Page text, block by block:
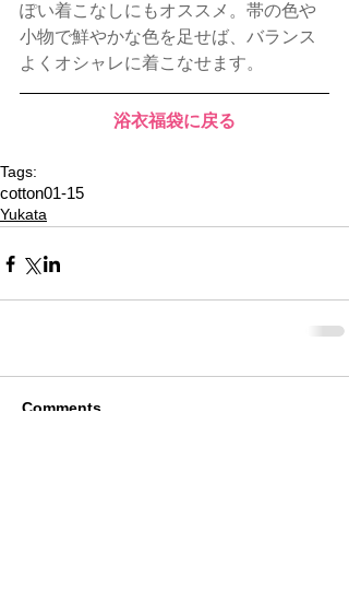
ぽい着こなしにもオススメ。帯の色や
小物で鮮やかな色を足せば、バランス
よくオシャレに着こなせます。
浴衣福袋に戻る
Tags:
cotton01-15
Yukata
Comments